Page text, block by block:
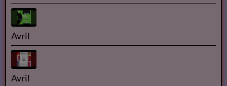
Avril
Avril